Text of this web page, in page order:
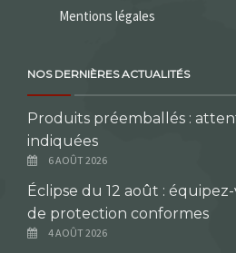
Mentions légales
NOS DERNIÈRES ACTUALITÉS
Produits préemballés :
indiquées
6 AOÛT 2026
Éclipse du 12 août :
de protection conformes
4 AOÛT 2026